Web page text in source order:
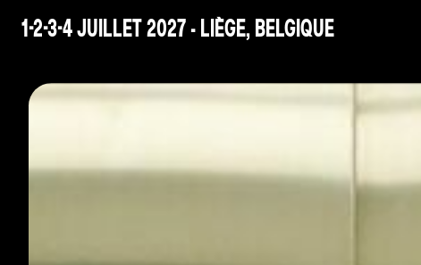
1-2-3-4 JUILLET 2027 - LIÈGE, BELGIQUE